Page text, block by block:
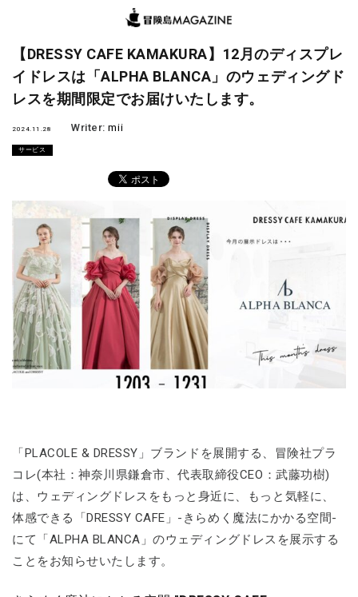
【DRESSY CAFE KAMAKURA】12月のディスプレ
イドレスは「ALPHA BLANCA」のウェディングド
レスを期間限定でお届けいたします。
2024.11.28 Writer:mii
サービス
「PLACOLE & DRESSY」ブランドを展開する、冒険社プラ
コレ(本社：神奈川県鎌倉市、代表取締役CEO：武藤功樹)
は、ウェディングドレスをもっと身近に、もっと気軽に、
体感できる「DRESSY CAFE」-きらめく魔法にかかる空間-
にて「ALPHA BLANCA」のウェディングドレスを展示する
ことをお知らせいたします。